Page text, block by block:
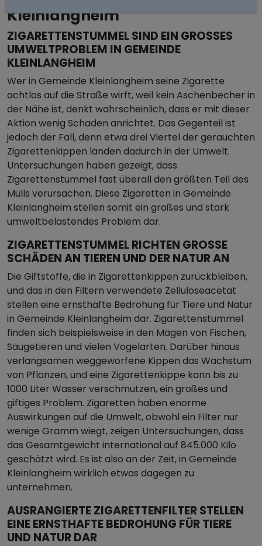
Kleinlangheim
ZIGARETTENSTUMMEL SIND EIN GROSSES U
MWELTPROBLEM IN GEMEINDE K
LEINLANGHEIM
Wer in Gemeinde Kleinlangheim seine Zigarette
achtlos auf die Straße wirft, weil kein Aschenbecher in
der Nähe ist, denkt wahrscheinlich, dass er mit dieser
Aktion wenig Schaden anrichtet. Das Gegenteil ist
jedoch der Fall, denn etwa drei Viertel der gerauchten
Zigarettenkippen landen dadurch in der Umwelt.
Untersuchungen haben gezeigt, dass
Zigarettenstummel fast überall den größten Teil des
Mülls verursachen. Diese Zigaretten in Gemeinde
Kleinlangheim stellen somit ein großes und stark
umweltbelastendes Problem dar.
ZIGARETTENSTUMMEL RICHTEN GROSSE S
CHÄDEN AN TIEREN UND DER NATUR AN
Die Giftstoffe, die in Zigarettenkippen zurückbleiben,
und das in den Filtern verwendete Zelluloseacetat
stellen eine ernsthafte Bedrohung für Tiere und Natur
in Gemeinde Kleinlangheim dar. Zigarettenstummel
finden sich beispielsweise in den Mägen von Fischen,
Säugetieren und vielen Vogelarten. Darüber hinaus
verlangsamen weggeworfene Kippen das Wachstum
von Pflanzen, und eine Zigarettenkippe kann bis zu
1000 Liter Wasser verschmutzen, ein großes und
giftiges Problem. Zigaretten haben enorme
Auswirkungen auf die Umwelt, obwohl ein Filter nur
wenige Gramm wiegt, zeigen Untersuchungen, dass
das Gesamtgewicht international auf 845.000 Kilo
geschätzt wird. Es ist also an der Zeit, in Gemeinde
Kleinlangheim wirklich etwas dagegen zu
unternehmen.
AUSRANGIERTE ZIGARETTENFILTER STELLEN
EINE ERNSTHAFTE BEDROHUNG FÜR TIERE
UND NATUR DAR